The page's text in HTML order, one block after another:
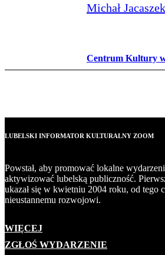
Michał
Centrum Kultury
LUBELSKI INFORMATOR KULTURALNY ZOOM
Powstał, aby promować lokalne
aktywizować lubelską publiczność.
ukazał się w kwietniu 2004 roku, od tego
nieustannemu rozwojowi.
WIĘCEJ
ZGŁOŚ WYDARZENIE